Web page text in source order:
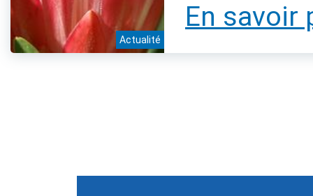
Actualité
En savoir